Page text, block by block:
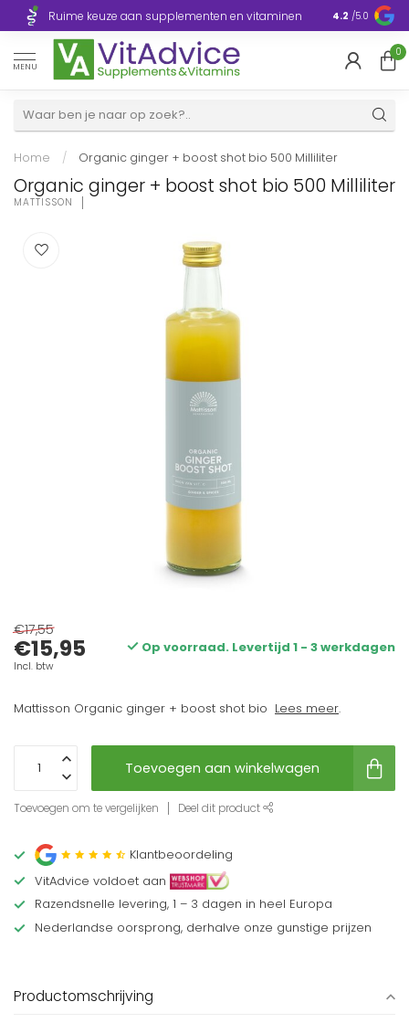
Ruime keuze aan supplementen en vitaminen Europa
4.2 /5.0
MENU
0
Home / Organic ginger + boost shot bio 500 Milliliter
Organic ginger + boost shot bio 500 Milliliter
MATTISSON
€17,55
€15,95
Incl. btw
Op voorraad. Levertijd 1 - 3 werkdagen
Mattisson Organic ginger + boost shot bio Lees meer.
Toevoegen aan winkelwagen
Toevoegen om te vergelijken Deel dit product
Klantbeoordeling
VitAdvice voldoet aan
Razendsnelle levering, 1 – 3 dagen in heel Europa
Nederlandse oorsprong, derhalve onze gunstige prijzen
Productomschrijving